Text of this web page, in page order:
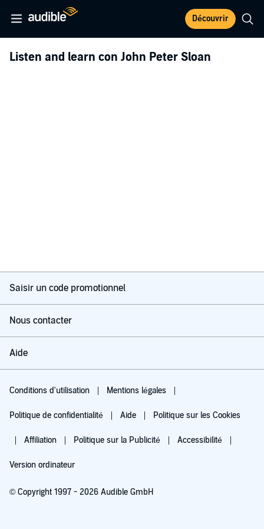
Découvrir
Listen and learn con John Peter Sloan
Saisir un code promotionnel
Nous contacter
Aide
Conditions d'utilisation Mentions légales
Politique de confidentialité Aide Politique sur les Cookies
Affiliation Politique sur la Publicité Accessibilité
Version ordinateur
© Copyright 1997 - 2026 Audible GmbH